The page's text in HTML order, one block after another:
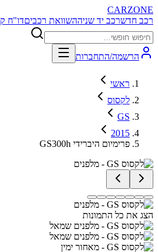
CARZONE
רכב חדשרכב יד שניההשוואת רכביםדו"ח
הרשמה/התחברות
ראשי
לקסוס
GS
2015
GS300h פרימיום היברידי
הצג את כל התמונות